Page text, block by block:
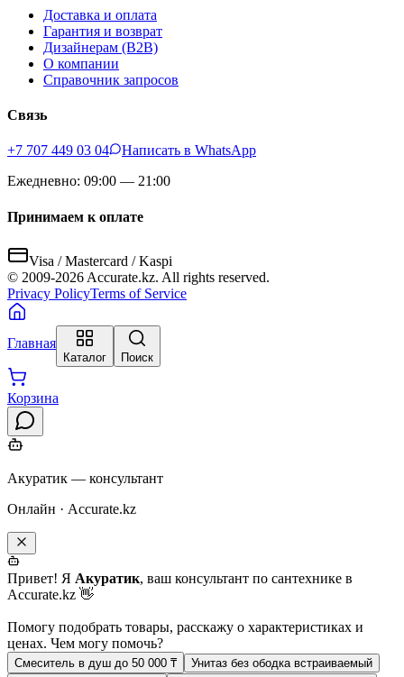
Доставка и оплата
Гарантия и возврат
Дизайнерам (B2B)
О компании
Справочник запросов
Связь
+7 707 449 03 04
Написать в WhatsApp
Ежедневно: 09:00 — 21:00
Принимаем к оплате
Visa / Mastercard / Kaspi
© 2009-2026 Accurate.kz. All rights reserved.
Privacy PolicyTerms of Service
Главная
Каталог Поиск
Корзина
Акуратик — консультант
Онлайн · Accurate.kz
Привет! Я Акуратик, ваш консультант по сантехнике в
Accurate.kz 👋
Помогу подобрать товары, расскажу о характеристиках и
ценах. Чем могу помочь?
Смеситель в душ до 50 000 ₸
Унитаз без ободка встраиваемый